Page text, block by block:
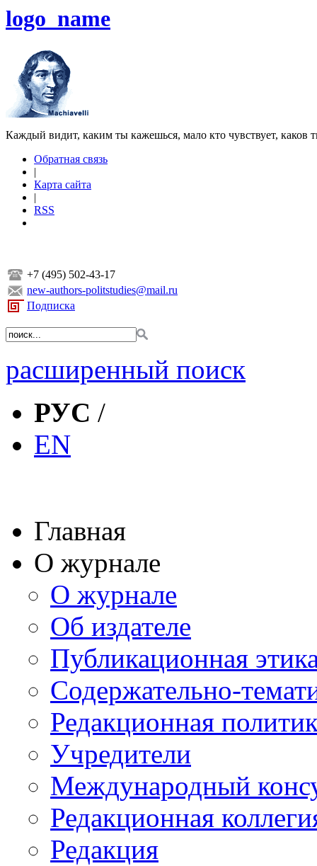
logo_name
Каждый видит, каким ты кажешься, мало кто чувствует, каков
Обратная связь
|
Карта сайта
|
RSS
+7 (495) 502-43-17
new-authors-politstudies@mail.ru
Подписка
расширенный поиск
РУС /
EN
Главная
О журнале
О журнале
Об издателе
Публикационная
Содержательно-
Редакционная
Учредители
Международный
Редакционная
Редакция